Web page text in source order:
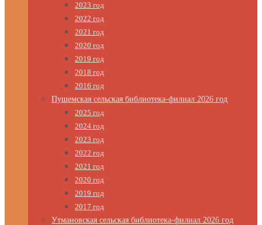
2023 год
2022 год
2021 год
2020 год
2019 год
2018 год
2016 год
Пушемская сельская библиотека-филиал 2026 год
2025 год
2024 год
2023 год
2022 год
2021 год
2020 год
2019 год
2017 год
Утмановская сельская библиотека-филиал 2026 год